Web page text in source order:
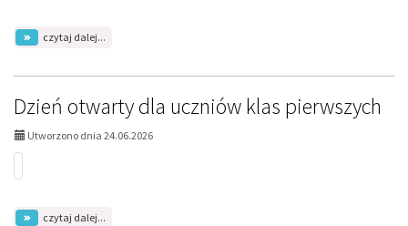
czytaj dalej...
nr
Rawicz
współzawodnictwo
Dzień otwarty dla uczniów klas pierwszych
Utworzono dnia 24.06.2026
czytaj dalej...